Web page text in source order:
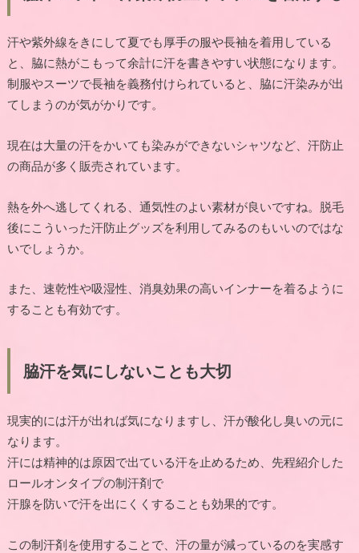
汗や紫外線をきにして夏でも厚手の服や長袖を着用している
と、脇に熱がこもって余計に汗を書きやすい状態になります。
制服やスーツで長袖を義務付けられていると、脇に汗染みが出
てしまうのが気がかりです。
現在は大量の汗をかいても染みができないシャツなど、汗防止
の商品が多く販売されています。
熱を外へ逃してくれる、通気性のよい素材が良いですね。脱毛
後にこういった汗防止グッズを利用してみるのもいいのではな
いでしょうか。
また、速乾性や吸湿性、消臭効果の高いインナーを着るように
することも有効です。
脇汗を気にしないことも大切
現実的には汗が出れば気になりますし、汗が酸化し臭いの元に
なります。
汗には精神的は原因で出ている汗を止めるため、先程紹介した
ロールオンタイプの制汗剤で
汗腺を防いで汗を出にくくすることも効果的です。
この制汗剤を使用することで、汗の量が減っているのを実感す